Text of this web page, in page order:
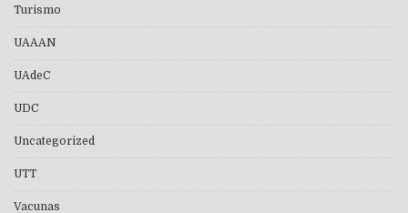
Turismo
UAAAN
UAdeC
UDC
Uncategorized
UTT
Vacunas